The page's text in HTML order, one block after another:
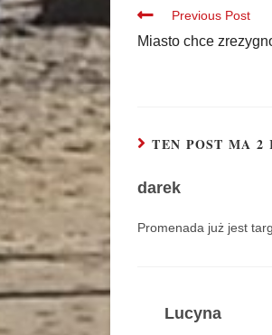
Previous Post
Miasto chce
TEN POST MA 2
darek
Promenada już jest
Lucyna